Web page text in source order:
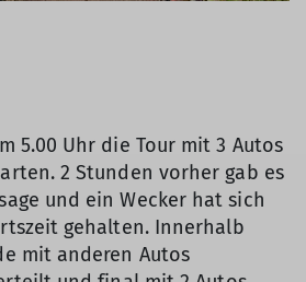
5.00 Uhr die Tour mit 3 Autos
2 Stunden vorher gab es
und ein Wecker hat sich
gehalten. Innerhalb
mit anderen Autos